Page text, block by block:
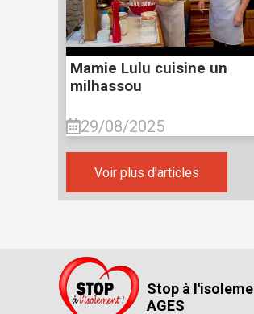
Mamie Lulu cuisine un
milhassou
29/08/2025
Voir plus d'articles
Stop à
AGES